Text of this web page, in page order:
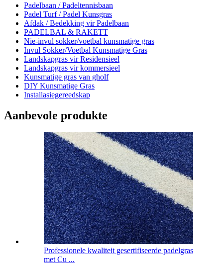
Padelbaan / Padeltennisbaan
Padel Turf / Padel Kunsgras
Afdak / Bedekking vir Padelbaan
PADELBAL & RAKETT
Nie-invul sokker/voetbal kunsmatige gras
Invul Sokker/Voetbal Kunsmatige Gras
Landskapgras vir Residensieel
Landskapgras vir kommersieel
Kunsmatige gras van gholf
DIY Kunsmatige Gras
Installasiegereedskap
Aanbevole produkte
Professionele kwaliteit gesertifiseerde padelgras
met Cu ...